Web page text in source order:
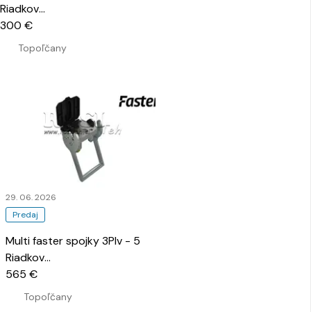
Riadkov…
Topoľčany
300 €
Predaj
29. 06. 2026
Multi faster spojky 3Plv - 5
Riadkov…
Topoľčany
565 €